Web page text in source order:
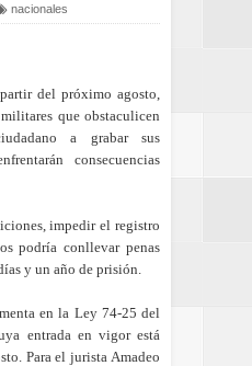
nacionales
partir del próximo agosto,
que obstaculicen
a grabar sus
consecuencias
impedir el registro
podría conllevar penas
y un año de prisión.
en la Ley 74-25 del
entrada en vigor está
Para el jurista Amadeo